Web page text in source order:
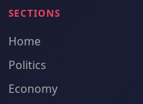
SECTIONS
Home
Politics
Economy